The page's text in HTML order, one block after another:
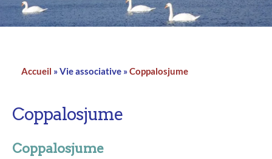
Accueil Vie associative Coppalosjume
Coppalosjume
Coppalosjume